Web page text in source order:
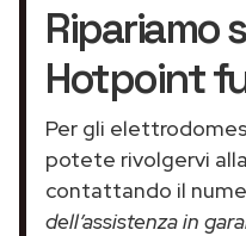
Ripariamo
Hotpoint
Per gli
potete rivolgervi
contattando il
dell’assistenza in